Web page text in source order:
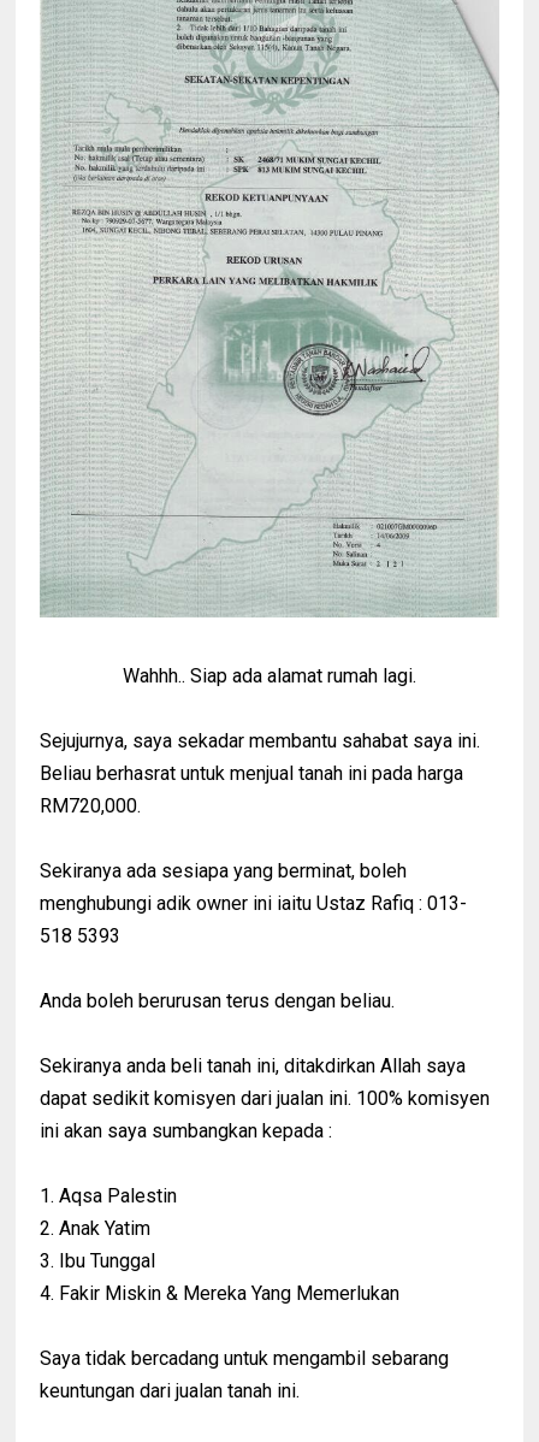
Wahhh.. Siap ada alamat rumah lagi.
Sejujurnya, saya sekadar membantu sahabat saya ini.
Beliau berhasrat untuk menjual tanah ini pada harga
RM720,000.
Sekiranya ada sesiapa yang berminat, boleh
menghubungi adik owner ini iaitu Ustaz Rafiq : 013-
518 5393
Anda boleh berurusan terus dengan beliau.
Sekiranya anda beli tanah ini, ditakdirkan Allah saya
dapat sedikit komisyen dari jualan ini. 100% komisyen
ini akan saya sumbangkan kepada :
1. Aqsa Palestin
2. Anak Yatim
3. Ibu Tunggal
4. Fakir Miskin & Mereka Yang Memerlukan
Saya tidak bercadang untuk mengambil sebarang
keuntungan dari jualan tanah ini.